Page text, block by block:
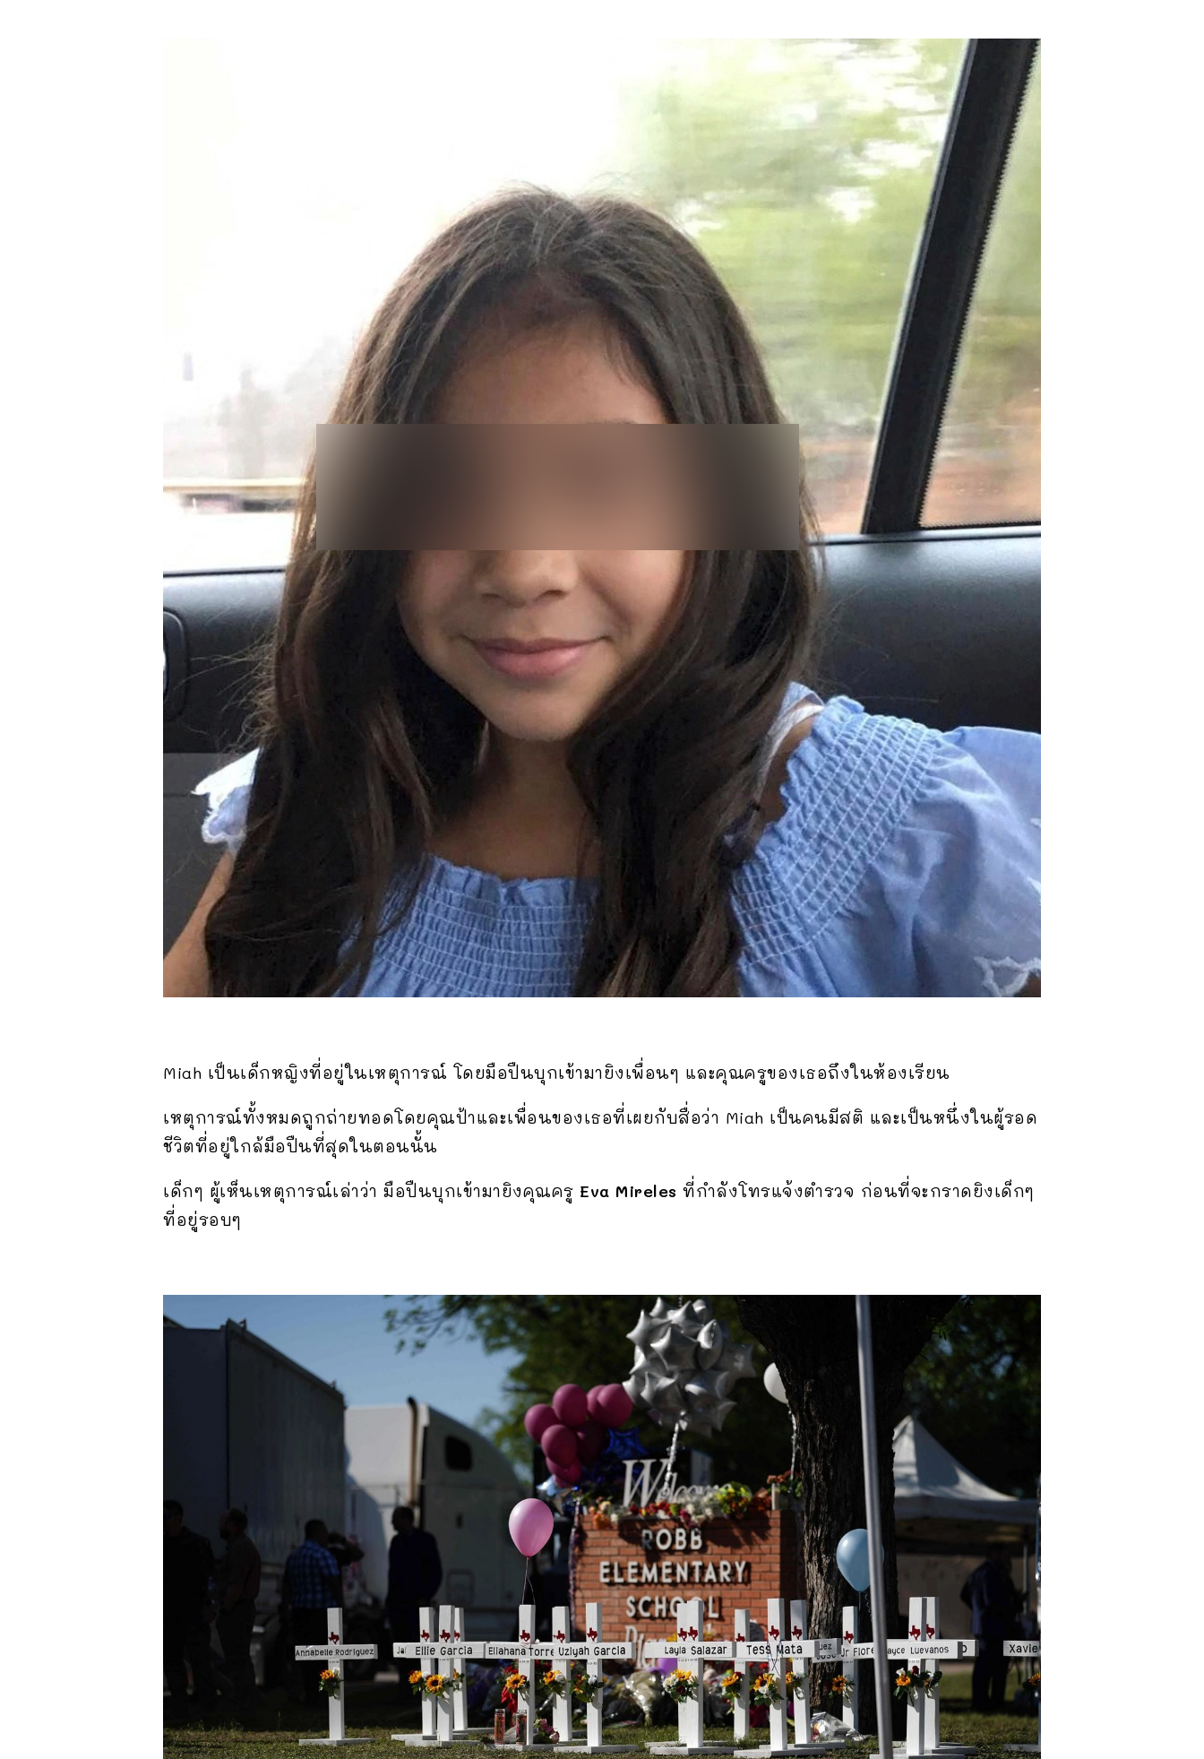
Miah เป็นเด็กหญิงที่อยู่ในเหตุการณ์ โดยมือปืนบุกเข้ามายิงเพื่อนๆ และคุณครูของเธอถึงในห้องเรียน
เหตุการณ์ทั้งหมดถูกถ่ายทอดโดยคุณป้าและเพื่อนของเธอที่เผยกับสื่อว่า Miah เป็นคนมีสติ และเป็นหนึ่งในผู้รอด
ชีวิตที่อยู่ใกล้มือปืนที่สุดในตอนนั้น
เด็กๆ ผู้เห็นเหตุการณ์เล่าว่า มือปืนบุกเข้ามายิงคุณครู Eva Mireles ที่กำลังโทรแจ้งตำรวจ ก่อนที่จะกราดยิงเด็กๆ
ที่อยู่รอบๆ